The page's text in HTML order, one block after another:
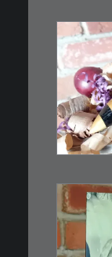
€
als…